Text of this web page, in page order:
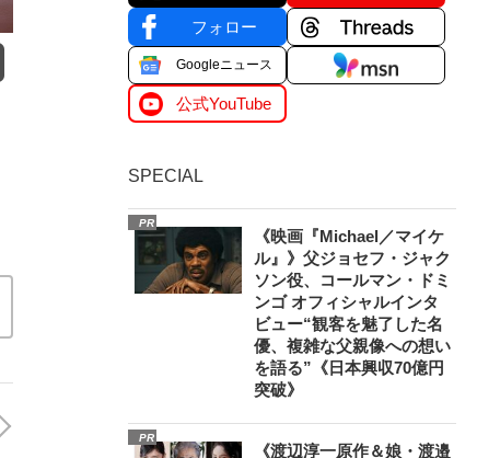
フォロー
Googleニュース
公式YouTube
SPECIAL
PR
《映画『Michael／マイケ
ル』》父ジョセフ・ジャク
ソン役、コールマン・ドミ
ンゴ オフィシャルインタ
ビュー“観客を魅了した名
優、複雑な父親像への想い
を語る”《日本興収70億円
突破》
PR
《渡辺淳一原作＆娘・渡邉